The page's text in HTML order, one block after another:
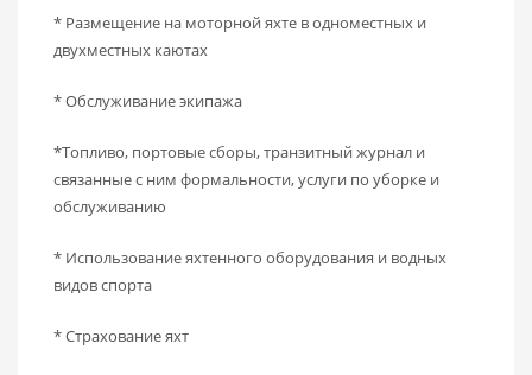
* Размещение на моторной яхте в одноместных и
двухместных каютах
* Обслуживание экипажа
*Топливо, портовые сборы, транзитный журнал и
связанные с ним формальности, услуги по уборке и
обслуживанию
* Использование яхтенного оборудования и водных
видов спорта
* Страхование яхт